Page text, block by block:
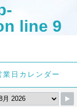
line 9
in
line9
業日カレンダー